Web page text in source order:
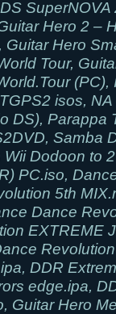
SuperNOVA
Hero 2 –
Guitar Hero
Tour,
isos,
DS), Parappa
Samba
Dodoon to
PC.iso,
5th
Dance
EXTREME
DDR
edge.ipa,
Guitar Hero